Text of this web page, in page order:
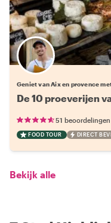
Geniet van Aix en provence
De 10 proeverijen
51 beoordelingen
FOOD TOUR DIRECT
Bekijk alle